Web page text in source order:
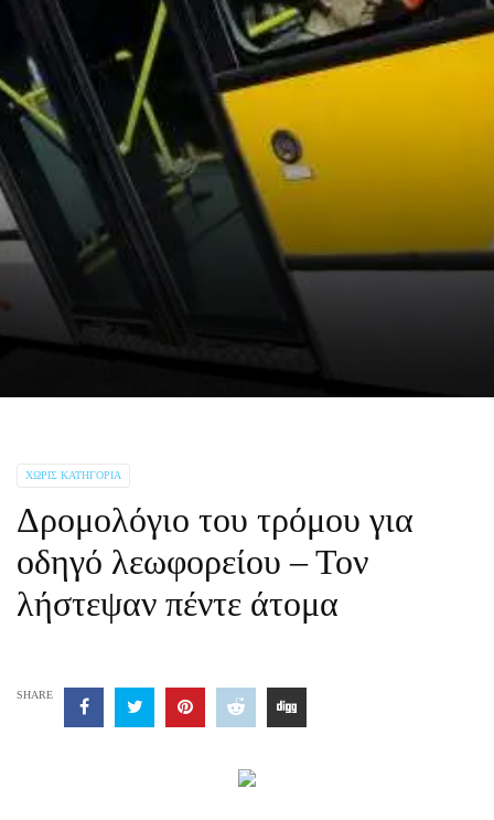
ΧΩΡΊΣ ΚΑΤΗΓΟΡΊΑ
Δρομολόγιο του τρόμου για
οδηγό λεωφορείου – Τον
λήστεψαν πέντε άτομα
SHARE